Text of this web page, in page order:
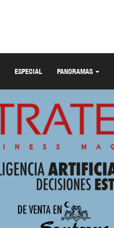
ESPECIAL PANORAMAS